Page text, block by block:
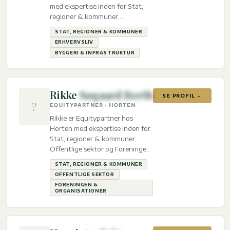
med ekspertise inden for Stat,
regioner & kommuner,
Erhvervsliv og Byggeri &
infrastruktur.
STAT, REGIONER & KOMMUNER
ERHVERVSLIV
BYGGERI & INFRASTRUKTUR
?
RikkeSøgaard Berth
EQUITYPARTNER · HORTEN
Rikke er Equitypartner hos
Horten med ekspertise inden for
Stat, regioner & kommuner,
Offentlige sektor og Foreningen
& organisationer.
STAT, REGIONER & KOMMUNER
OFFENTLIGE SEKTOR
FORENINGEN &
ORGANISATIONER
SE PROFIL →